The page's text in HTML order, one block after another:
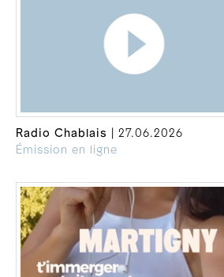
Radio Chablais
| 27.06.2026
Émission en ligne